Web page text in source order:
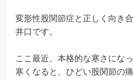
変形性股関節症と正しく向き
井口です。
ここ最近、本格的な寒さにな
寒くなると、ひどい股関節の